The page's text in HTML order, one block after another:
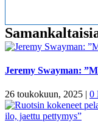
Jeremy Swayman:
26 toukokuun, 2025 | 0